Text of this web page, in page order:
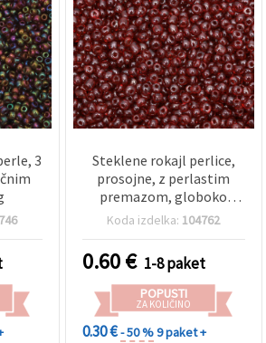
3
Steklene rokajl perlice,
prosojne, z perlastim
premazom, globoko
rubinaste (temno rdeče),
Koda izdelka: 104762
0.60€ 1-8 paket
POPUSTI
ZA KOLIČINO
0.30 €- 50 %9 paket +